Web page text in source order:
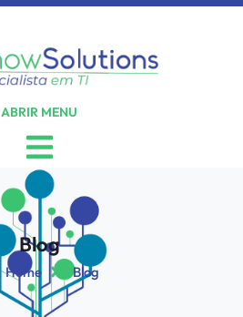
ABRIR MENU
Blog
Home Blog